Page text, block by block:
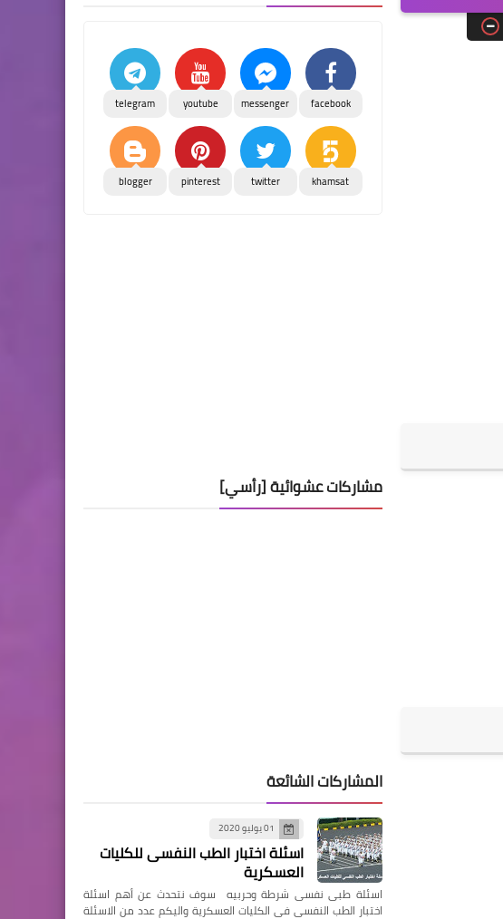
facebook
messenger
youtube
telegram
khamsat
twitter
pinterest
blogger
مشاركات عشوائية [رأسي]
المشاركات الشائعة
01 يوليو 2020
اسئلة اختبار الطب النفسى للكليات
العسكرية
اسئلة طبى نفسى شرطة وحربيه سوف نتحدث عن أهم اسئلة
اختبار الطب النفسى فى الكليات العسكرية واليكم عدد من الاسئلة